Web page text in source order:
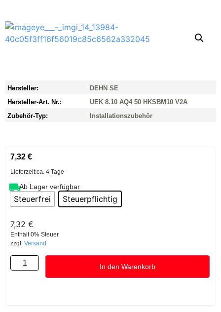
Hersteller:
DEHN SE
Hersteller-Art. Nr.:
UEK 8.10 AQ4 50 HKSBM10 V2A
Zubehör-Typ:
Installationszubehör
7,32 €
Lieferzeit:ca. 4 Tage
Ab Lager verfügbar
Steuerfrei Steuerpflichtig
7,32 €
Enthält 0% Steuer
zzgl. Versand
In den Warenkorb